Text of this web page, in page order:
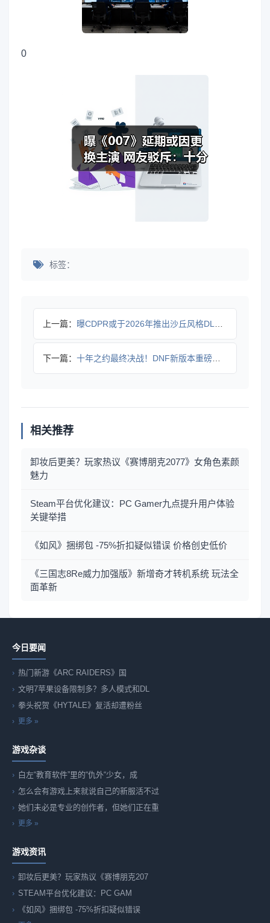
0
标签：
上一篇： 曝CDPR或于2026年推出沙丘风格DLC续写《巫师3》传奇
下一篇： 十年之约最终决战！DNF新版本重磅更新，勇士赴约再战狄瑞吉
相关推荐
卸妆后更美？玩家热议《赛博朋克2077》女角色素颜
魅力
Steam平台优化建议：PC Gamer九点提升用户体验
关键举措
《如风》捆绑包 -75%折扣疑似错误 价格创史低价
《三国志8Re威力加强版》新增奇才转机系统 玩法全
面革新
今日要闻
热门新游《ARC RAIDERS》国
文明7苹果设备限制多？多人模式和DL
拳头祝贺《HYTALE》复活却遭粉丝
更多 »
游戏杂谈
白左“教育软件”里的“仇外“少女，成
怎么会有游戏上来就说自己的新服活不过
她们未必是专业的创作者，但她们正在重
更多 »
游戏资讯
卸妆后更美？玩家热议《赛博朋克207
STEAM平台优化建议：PC GAM
《如风》捆绑包 -75%折扣疑似错误